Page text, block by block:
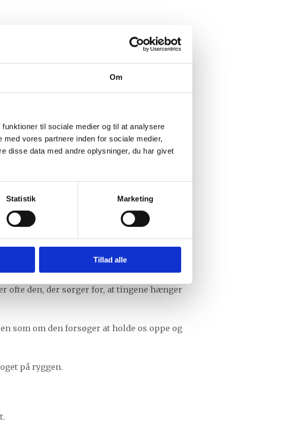
Om
til sociale medier og til at analysere
vores partnere inden for sociale medier,
disse data med andre oplysninger, du har givet
Statistik Marketing
Tillad alle
og den måde vi håndterer pres i
når belastningen bliver for stor over
eller når smerterne begynder at fylde
klienter
igen hos mennesker med spændinger
lidt for meget alene.
til at klare meget selv.
ofte den, der sørger for, at tingene hænger
som om den forsøger at holde os oppe og
på ryggen.